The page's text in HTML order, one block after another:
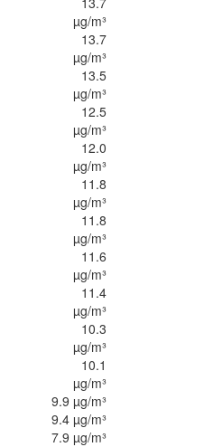
µg/m³
13.7
µg/m³
13.5
µg/m³
12.5
µg/m³
12.0
µg/m³
11.8
µg/m³
11.8
µg/m³
11.6
µg/m³
11.4
µg/m³
10.3
µg/m³
10.1
µg/m³
9.9 µg/m³
9.4 µg/m³
7.9 µg/m³